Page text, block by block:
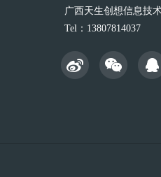
广西天生创想信息技
Tel：13807814037